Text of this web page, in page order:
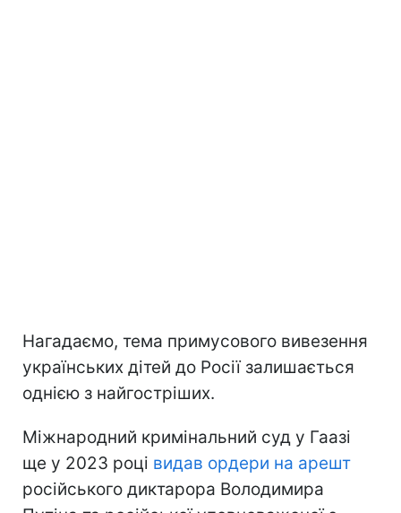
Нагадаємо, тема примусового вивезення
українських дітей до Росії залишається
однією з найгостріших.
Міжнародний кримінальний суд у Гаазі
ще у 2023 році видав ордери на арешт
російського диктарора Володимира